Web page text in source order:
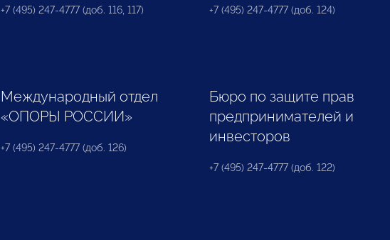
+7 (495) 247-4777 (доб. 116, 117) +7 (495) 247-4777 (доб. 124)
Международный отдел
«ОПОРЫ РОССИИ»
+7 (495) 247-4777 (доб. 126)
Бюро по защите прав
предпринимателей и
инвесторов
+7 (495) 247-4777 (доб. 122)